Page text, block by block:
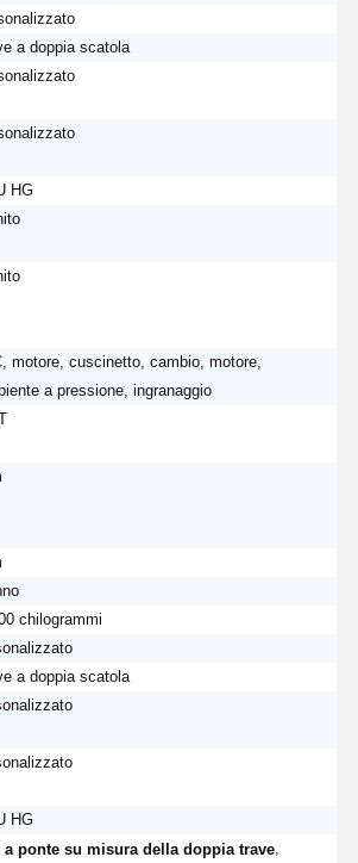
Prodotti
Di
Contattaci Notizie
a doppia scatola
HG
motore, cuscinetto, cambio, motore,
a pressione, ingranaggio
chilogrammi
a doppia scatola
HG
a ponte su misura della doppia trave